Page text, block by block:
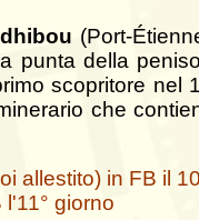
(Port-
punta della
scopritore nel
che
allestito) in FB il
giorno